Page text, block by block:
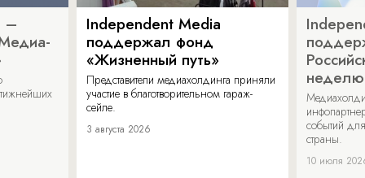
–
Independent Media
поддержал фонд
«Жизненный путь»
Представители медиахолдинга приняли
участие в благотворительном гараж-
сейле.
3 августа 2026
неделю
событий
страны.
10 июля